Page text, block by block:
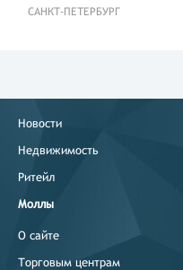
САНКТ-ПЕТЕРБУРГ
Новости
Недвижимость
Ритейл
Моллы
О сайте
Торговым центрам